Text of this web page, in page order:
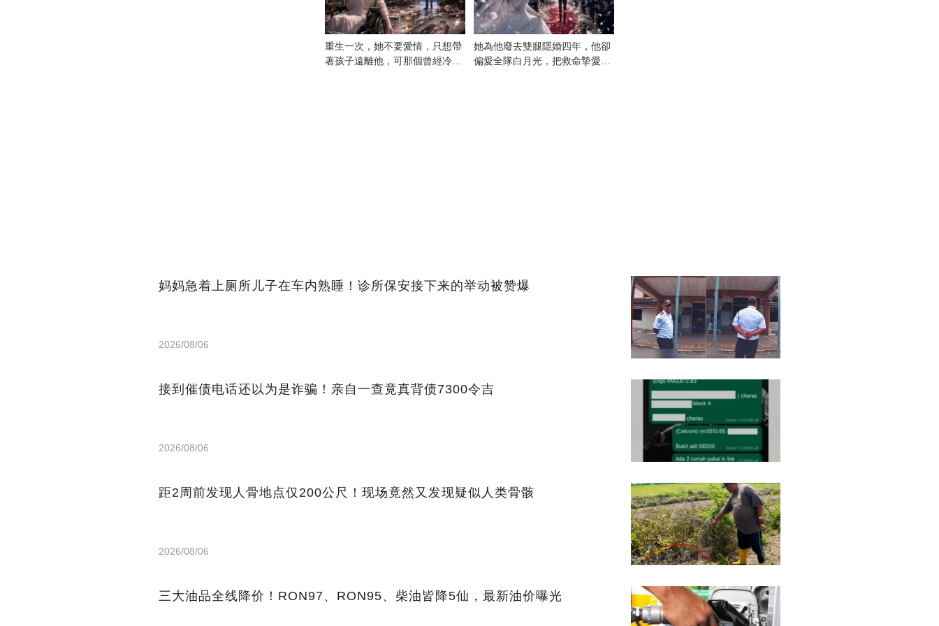
重生一次，她不要愛情，只想帶
著孩子遠離他，可那個曾經冷漠
她為他廢去雙腿隱婚四年，他卻
偏愛全隊白月光，把救命摯愛當
妈妈急着上厕所儿子在车内熟睡！诊所保安接下来的举动被赞爆
2026/08/06
接到催债电话还以为是诈骗！亲自一查竟真背债7300令吉
2026/08/06
距2周前发现人骨地点仅200公尺！现场竟然又发现疑似人类骨骸
2026/08/06
三大油品全线降价！RON97、RON95、柴油皆降5仙，最新油价曝光